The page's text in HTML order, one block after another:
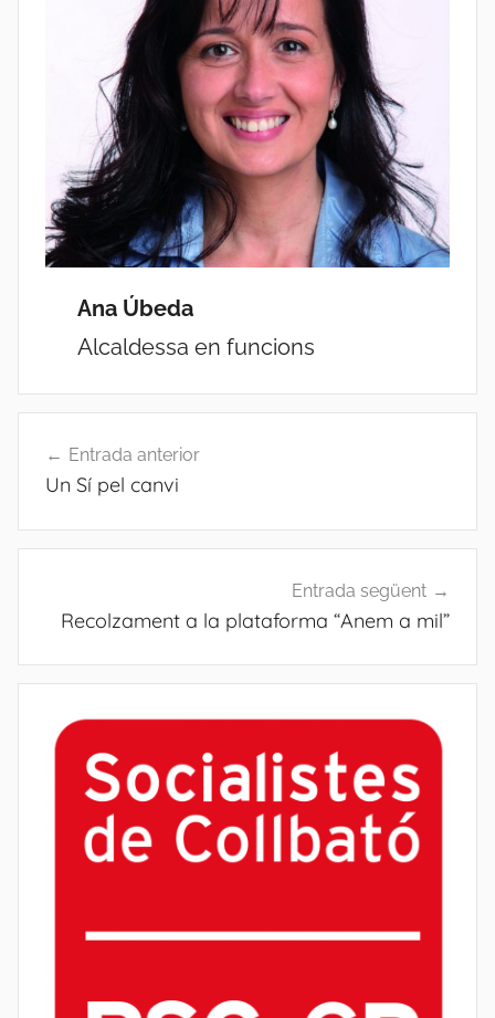
Ana Úbeda
Alcaldessa en funcions
d'entrades
Entrada anterior
Un Sí pel canvi
Entrada següent
Recolzament a la plataforma “Anem a mil”